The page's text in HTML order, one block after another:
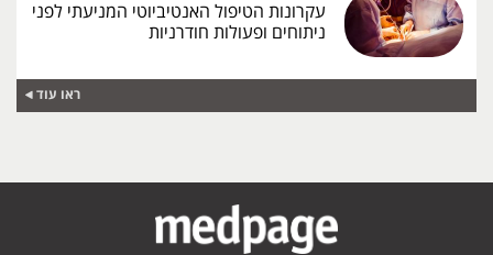
עקרונות הטיפול האנטיביוטי המניעתי לפני
ניתוחים ופעולות חודרניות
ראו עוד